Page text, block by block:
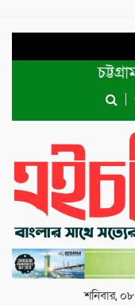
চট্টগ্রাম
শনিবার,